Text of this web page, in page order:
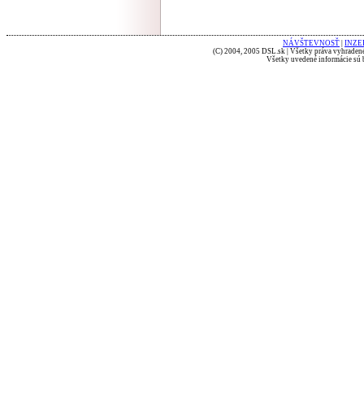
NÁVŠTEVNOSŤ
(C) 2004, 2005 DSL.sk | Všetky práva
Všetky uvedené informácie sú